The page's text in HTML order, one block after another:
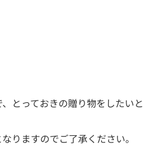
とっておきの贈り物をした
りますのでご了承ください。